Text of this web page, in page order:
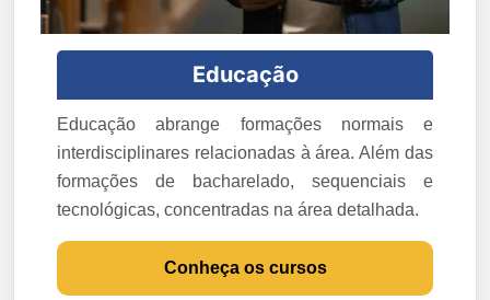
Educação
Educação abrange formações normais e
interdisciplinares relacionadas à área. Além das
formações de bacharelado, sequenciais e
tecnológicas, concentradas na área detalhada.
Conheça os cursos